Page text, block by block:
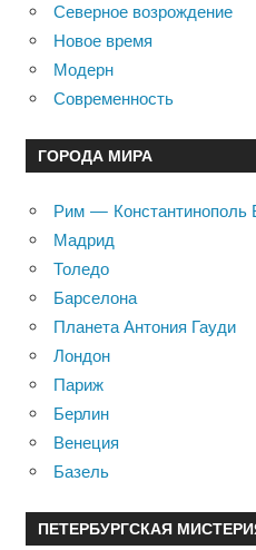
Северное возрождение
Новое время
Модерн
Современность
ГОРОДА МИРА
Рим —
Мадрид
Толедо
Барселона
Планета Антония Гауди
Лондон
Париж
Берлин
Венеция
Базель
ПЕТЕРБУРГСКАЯ